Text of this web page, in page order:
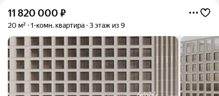
11 820 000 ₽
20 м² 1-комн. квартира 3 этаж из 9